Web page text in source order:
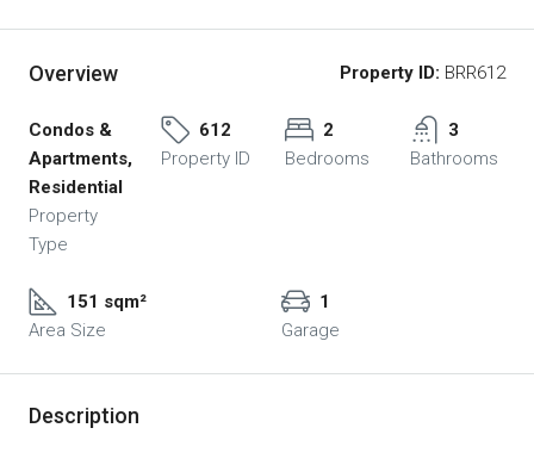
Overview Property ID: BRR612
Condos &
Apartments,
Residential
Property
Type
612
Property ID
2
Bedrooms
3
Bathrooms
151 sqm²
Area Size
1
Garage
Description